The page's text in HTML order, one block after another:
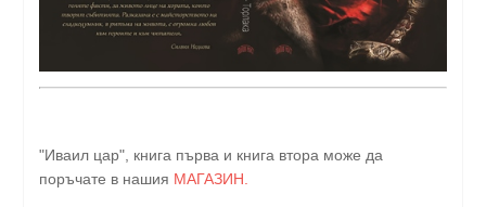
"Иваил цар", книга първа и книга втора може да
поръчате в нашия МАГАЗИН.